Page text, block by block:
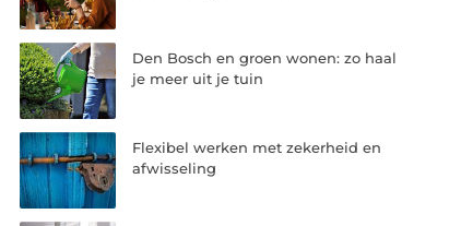
Den Bosch en groen wonen: zo haal
je meer uit je tuin
Flexibel werken met zekerheid en
afwisseling